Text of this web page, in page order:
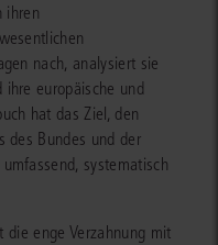
ihren
nach, analysiert sie
europäische und
hat das Ziel, den
des Bundes und der
systematisch
enge Verzahnung mit